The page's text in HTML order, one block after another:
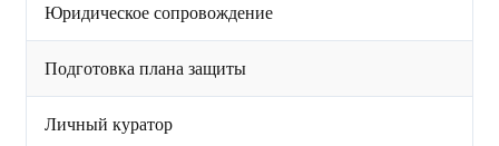
Юридическое сопровождение
Подготовка плана защиты
Личный куратор